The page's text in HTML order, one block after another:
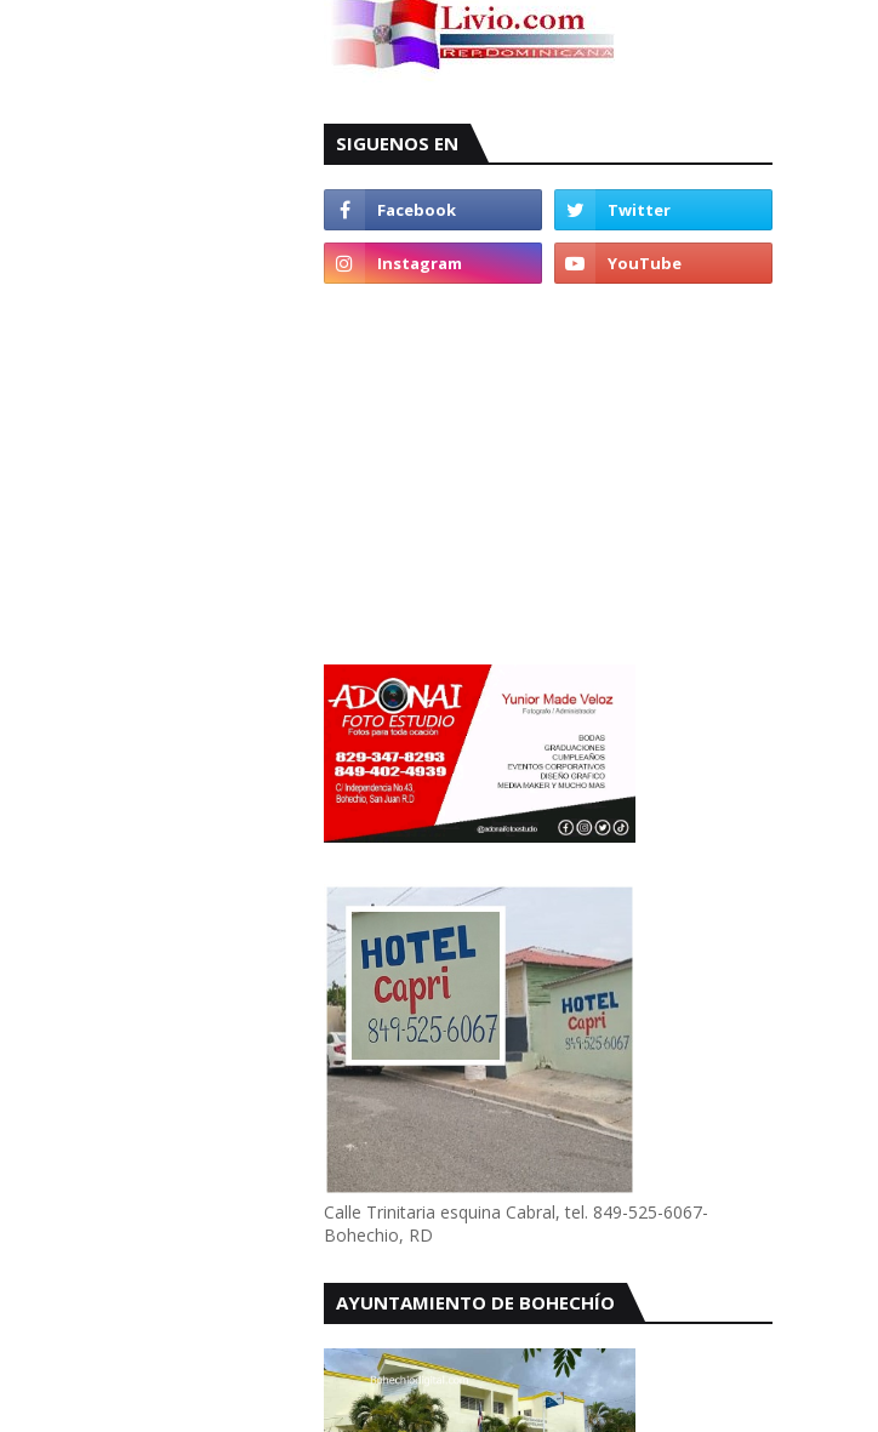
SIGUENOS EN
Calle Trinitaria esquina Cabral, tel. 849-525-6067-
Bohechio, RD
AYUNTAMIENTO DE BOHECHÍO